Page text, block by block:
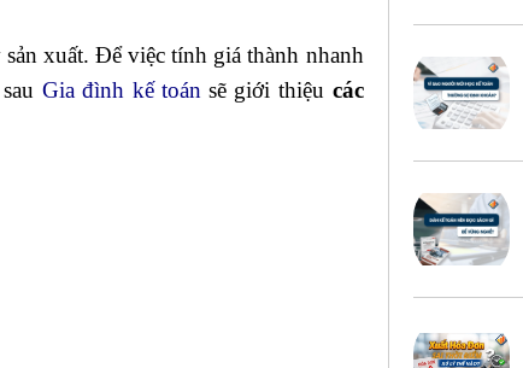
xuất. Để việc tính giá thành nhanh
Gia đình kế toán sẽ giới thiệu các